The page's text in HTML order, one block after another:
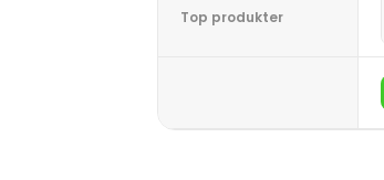
Top produkter